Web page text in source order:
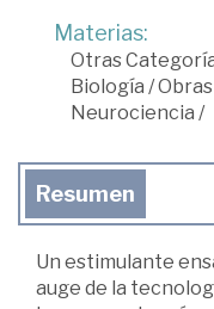
Materias:
Otras
Biología /
Neurociencia /
Resumen
Un estimulante
auge de la